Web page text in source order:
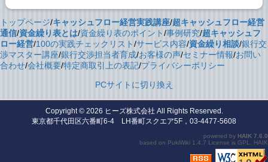
トップページ/キャッシュフロー経営実践講座/超キャッシュフロー経営
通信/資金繰り表とは/資金繰り表のポイント/事例研究/超キャッシュフ
ロー経営/100の実践チェックリスト/サービス内容/資金繰り相談/銀行交
渉マスター講座/銀行交渉担当者育成/お客様の声/セミナー情報/お問い
合わせ/会社概要/特定商取引上の表記/プライバシーポリシー
PCサイトに切り換え
Copyright © 2026 ヒーズ株式会社 All Rights Reserved.
東京都千代田区六番町6-4 LH番町スクエア5F，03-4477-5608
powered by HAIK 7.6.0
based on PukiWiki 1.4.7 License is GPL HAIK